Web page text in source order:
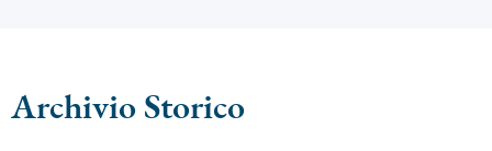
Archivio Storico